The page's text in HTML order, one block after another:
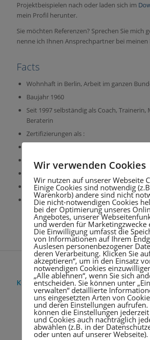
Projektbeispielen nach oder laden sich im
mein Profil herunter.
Sie möchten Referenzen? Sprechen Sie mich
nenne ich Ihnen Ansprechpartner bei meinen
Facts
Wohnhaft in Berlin, Arbeit im ganzen
Baujahr 1960
Seit 1997 selbständig als Coach,
Beraterin
Zertifizierungen als :
ProfilingValue Beraterin
S.A.G. Anwenderin ( soziale Architektur in
Wing-Wave-Coach
Weiter
KONTAKT
All Connecting Business
Christa-Marie Münchow
Moorwerder Norderdeich 43
21109 Hamburg
Wir verwenden Cookies
Wir nutzen auf unserer Webseite
Einige Cookies sind notwendig
Warenkorb) andere sind nicht
Die nicht-notwendigen Cookies
bei der Optimierung unseres
Angebotes, unserer
und werden für Marketingzwecke
Die Einwilligung umfasst die
von Informationen auf Ihrem
Auslesen personenbezogener
deren Verarbeitung. Klicken Sie
akzeptieren“, um in den Einsatz
notwendigen Cookies
„Alle ablehnen“, wenn Sie sich
entscheiden. Sie können unter
verwalten“ detaillierte
uns eingesetzten Arten von
und deren Einstellungen aufrufen.
können die Einstellungen
und Cookies auch nachträglich
abwählen (z.B. in der
oder unten auf unserer Webseite).